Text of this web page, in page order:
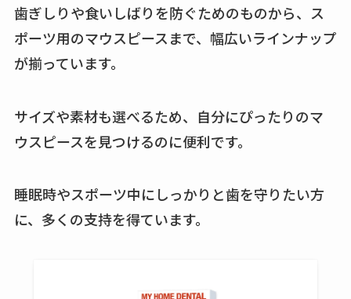
てる？ロフトやハン
ズで買える？楽天や
エッセンシャルフラ
ットが廃盤？なぜ？
など解説
歯ぎしりや食いしばりを防ぐためのものから、ス
ポーツ用のマウスピースまで、幅広いラインナップ
が揃っています。
サイズや素材も選べるため、自分にぴったりのマ
ウスピースを見つけるのに便利です。
睡眠時やスポーツ中にしっかりと歯を守りたい方
に、多くの支持を得ています。